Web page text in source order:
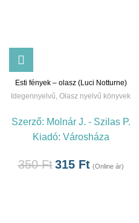
Esti fények – olasz (Luci Notturne)
Idegennyelvű, Olasz nyelvű könyvek
Szerző: Molnár J. - Szilas P.
Kiadó: Városháza
350Ft 315 Ft (Online ár)